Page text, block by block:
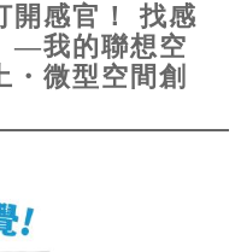
開感官！ 找感
—我的聯想空
・微型空間創